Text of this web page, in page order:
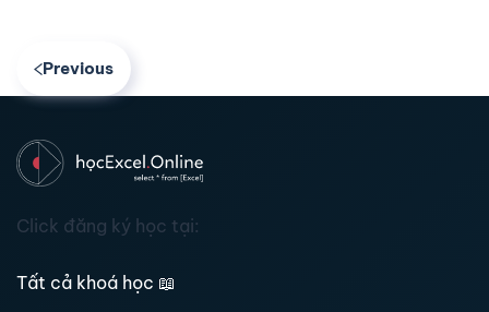
Previous
Click đăng ký học tại:
Tất cả khoá học 📖